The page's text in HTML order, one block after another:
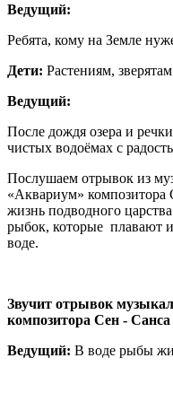
Ведущий:
Ребята, кому на Земле
Дети: Растениям,
Ведущий:
После дождя озера и
чистых водоёмах с
Послушаем отрывок из
«Аквариум» композитора
жизнь подводного
рыбок, которые плавают и
воде.
Звучит отрывок
композитора Сен - Санса
Ведущий: В воде рыбы